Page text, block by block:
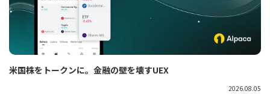
米国株をトークンに。金融の壁を壊すUEX
2026.08.05